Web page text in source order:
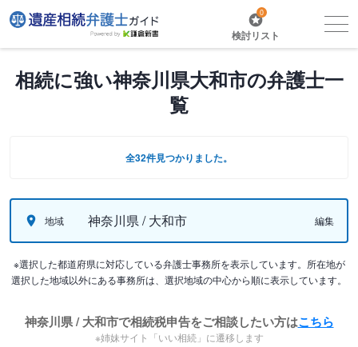
0
検討リスト
相続に強い神奈川県大和市の弁護士一
覧
全32件見つかりました。
地域 神奈川県 / 大和市 編集
※選択した都道府県に対応している弁護士事務所を表示しています。所在地が
選択した地域以外にある事務所は、選択地域の中心から順に表示しています。
神奈川県 / 大和市で相続税申告をご相談したい方はこちら
※姉妹サイト「いい相続」に遷移します